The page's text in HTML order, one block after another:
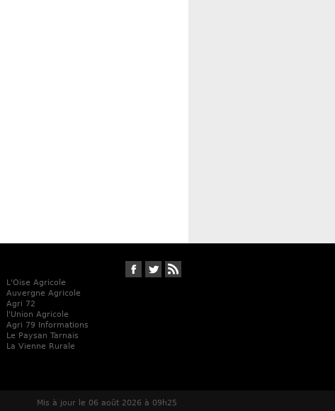
Suivez-nous sur Facebook
Suivez-nous sur Twitter
L'Oise Agricole
Auvergne Agricole
Agri 72
l'Union Agricole
Agri 79 Informations
Le Paysan Tarnais
La Vienne Rurale
Mis à jour le 06 août 2026 à 09h25